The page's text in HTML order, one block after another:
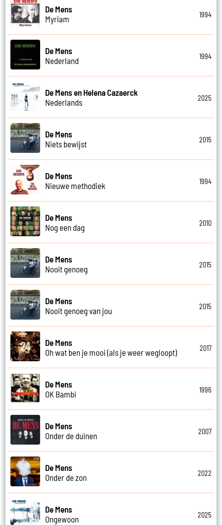
De Mens
Myriam
1994
De Mens
Nederland
1994
De Mens en Helena Cazaerck
Nederlands
2025
De Mens
Niets bewijst
2015
De Mens
Nieuwe methodiek
1994
De Mens
Nog een dag
2010
De Mens
Nooit genoeg
2015
De Mens
Nooit genoeg van jou
2015
De Mens
Oh wat ben je mooi (als je weer wegloopt)
2017
De Mens
OK Bambi
1996
De Mens
Onder de duinen
2007
De Mens
Onder de zon
2022
De Mens
Ongewoon
2025